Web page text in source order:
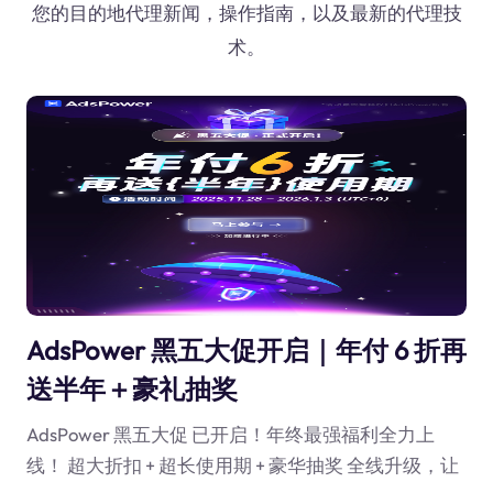
您的目的地代理新闻，操作指南，以及最新的代理技
术。
AdsPower 黑五大促开启｜年付 6 折再
送半年＋豪礼抽奖
AdsPower 黑五大促 已开启！年终最强福利全力上
线！ 超大折扣 + 超长使用期 + 豪华抽奖 全线升级，让